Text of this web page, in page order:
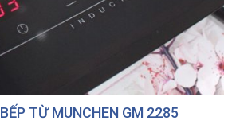
BẾP TỪ MUNCHEN GM 2285